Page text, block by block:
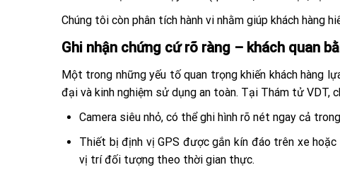
Chúng tôi còn phân tích hành vi nhằm giúp khách hàng
Ghi nhận chứng cứ rõ ràng – khách quan
Một trong những yếu tố quan trọng khiến khách hàng
đại và kinh nghiệm sử dụng an toàn. Tại Thám tử VDT,
Camera siêu nhỏ, có thể ghi hình rõ nét ngay cả
Thiết bị định vị GPS được gắn kín đáo trên xe
vị trí đối tượng theo thời gian thực.